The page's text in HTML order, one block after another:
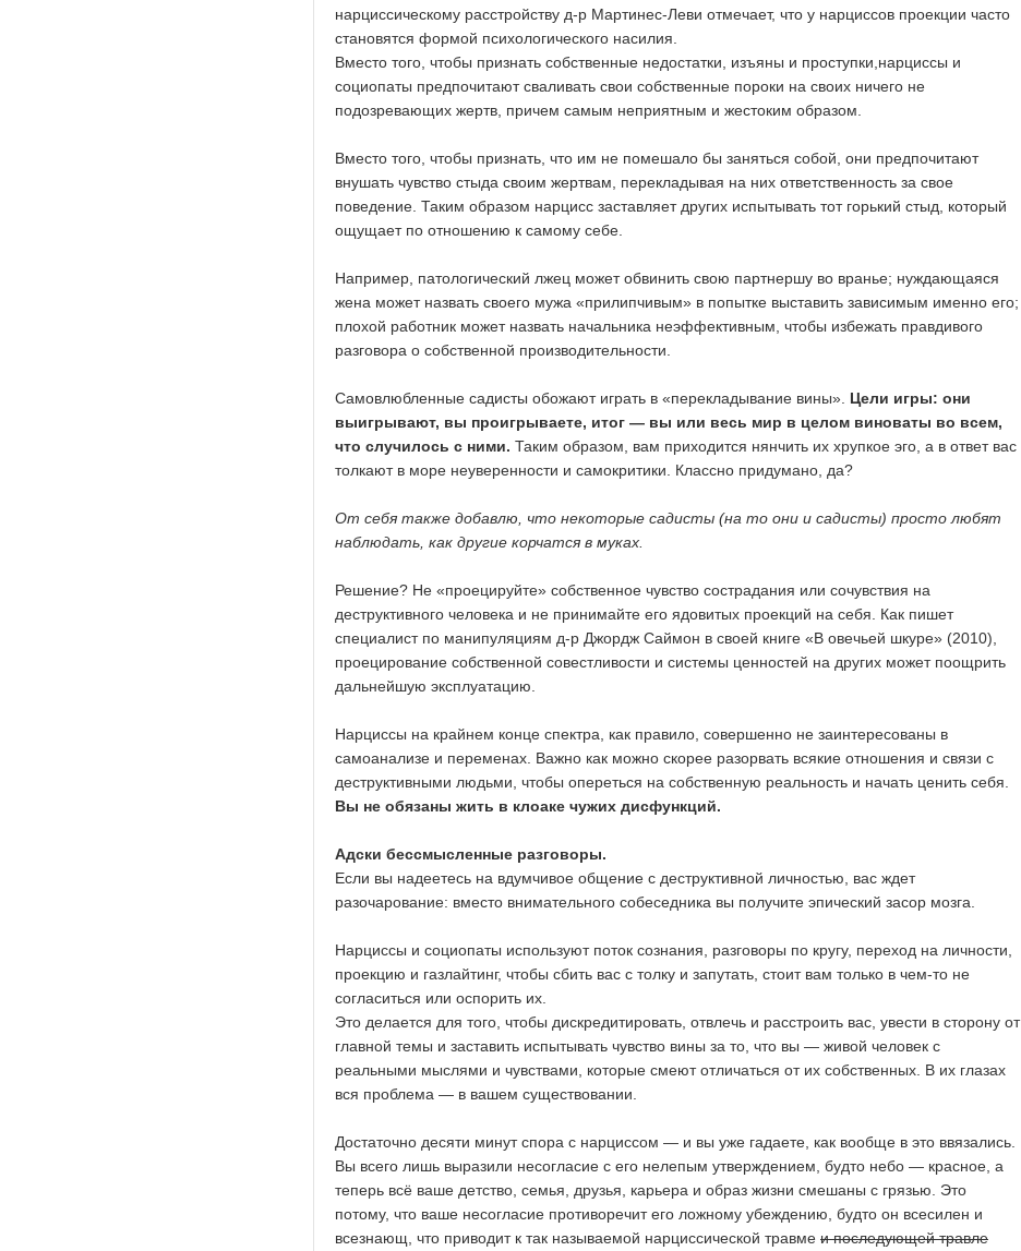
нарциссическому расстройству д-р Мартинес-Леви отмечает, что у нарциссов проекции часто
становятся формой психологического насилия.
Вместо того, чтобы признать собственные недостатки, изъяны и проступки,нарциссы и
социопаты предпочитают сваливать свои собственные пороки на своих ничего не
подозревающих жертв, причем самым неприятным и жестоким образом.
Вместо того, чтобы признать, что им не помешало бы заняться собой, они предпочитают
внушать чувство стыда своим жертвам, перекладывая на них ответственность за свое
поведение. Таким образом нарцисс заставляет других испытывать тот горький стыд, который
ощущает по отношению к самому себе.
Например, патологический лжец может обвинить свою партнершу во вранье; нуждающаяся
жена может назвать своего мужа «прилипчивым» в попытке выставить зависимым именно его;
плохой работник может назвать начальника неэффективным, чтобы избежать правдивого
разговора о собственной производительности.
Самовлюбленные садисты обожают играть в «перекладывание вины». Цели игры: они
выигрывают, вы проигрываете, итог — вы или весь мир в целом виноваты во всем,
что случилось с ними. Таким образом, вам приходится нянчить их хрупкое эго, а в ответ вас
толкают в море неуверенности и самокритики. Классно придумано, да?
От себя также добавлю, что некоторые садисты (на то они и садисты) просто любят
наблюдать, как другие корчатся в муках.
Решение? Не «проецируйте» собственное чувство сострадания или сочувствия на
деструктивного человека и не принимайте его ядовитых проекций на себя. Как пишет
специалист по манипуляциям д-р Джордж Саймон в своей книге «В овечьей шкуре» (2010),
проецирование собственной совестливости и системы ценностей на других может поощрить
дальнейшую эксплуатацию.
Нарциссы на крайнем конце спектра, как правило, совершенно не заинтересованы в
самоанализе и переменах. Важно как можно скорее разорвать всякие отношения и связи с
деструктивными людьми, чтобы опереться на собственную реальность и начать ценить себя.
Вы не обязаны жить в клоаке чужих дисфункций.
Адски бессмысленные разговоры.
Если вы надеетесь на вдумчивое общение с деструктивной личностью, вас ждет
разочарование: вместо внимательного собеседника вы получите эпический засор мозга.
Нарциссы и социопаты используют поток сознания, разговоры по кругу, переход на личности,
проекцию и газлайтинг, чтобы сбить вас с толку и запутать, стоит вам только в чем-то не
согласиться или оспорить их.
Это делается для того, чтобы дискредитировать, отвлечь и расстроить вас, увести в сторону от
главной темы и заставить испытывать чувство вины за то, что вы — живой человек с
реальными мыслями и чувствами, которые смеют отличаться от их собственных. В их глазах
вся проблема — в вашем существовании.
Достаточно десяти минут спора с нарциссом — и вы уже гадаете, как вообще в это ввязались.
Вы всего лишь выразили несогласие с его нелепым утверждением, будто небо — красное, а
теперь всё ваше детство, семья, друзья, карьера и образ жизни смешаны с грязью. Это
потому, что ваше несогласие противоречит его ложному убеждению, будто он всесилен и
всезнающ, что приводит к так называемой нарциссической травме и последующей травле